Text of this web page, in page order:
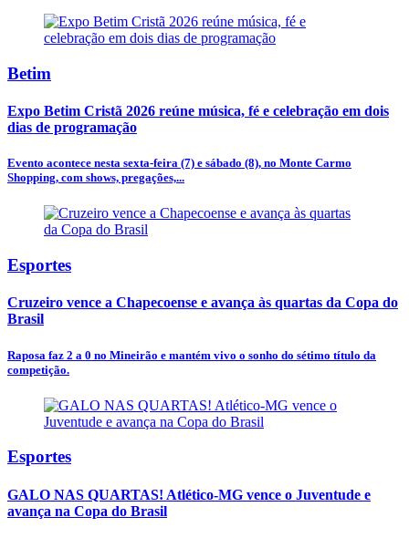
Betim
Expo Betim Cristã 2026 reúne música, fé e celebração em dois
dias de programação
Evento acontece nesta sexta-feira (7) e sábado (8), no Monte Carmo
Shopping, com shows, pregações,...
Esportes
Cruzeiro vence a Chapecoense e avança às quartas da Copa do
Brasil
Raposa faz 2 a 0 no Mineirão e mantém vivo o sonho do sétimo título da
competição.
Esportes
GALO NAS QUARTAS! Atlético-MG vence o Juventude e
avança na Copa do Brasil